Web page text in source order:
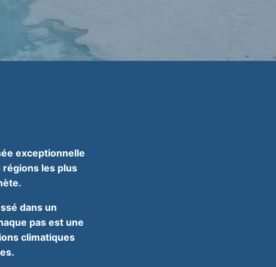
exceptionnelle
les plus
dans un
pas est une
climatiques